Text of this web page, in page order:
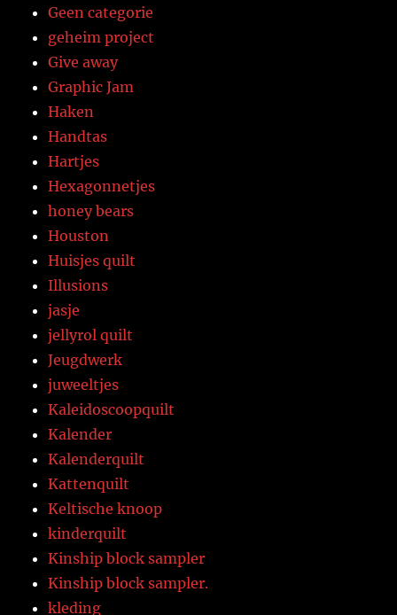
Geen categorie
geheim project
Give away
Graphic Jam
Haken
Handtas
Hartjes
Hexagonnetjes
honey bears
Houston
Huisjes quilt
Illusions
jasje
jellyrol quilt
Jeugdwerk
juweeltjes
Kaleidoscoopquilt
Kalender
Kalenderquilt
Kattenquilt
Keltische knoop
kinderquilt
Kinship block sampler
Kinship block sampler.
kleding